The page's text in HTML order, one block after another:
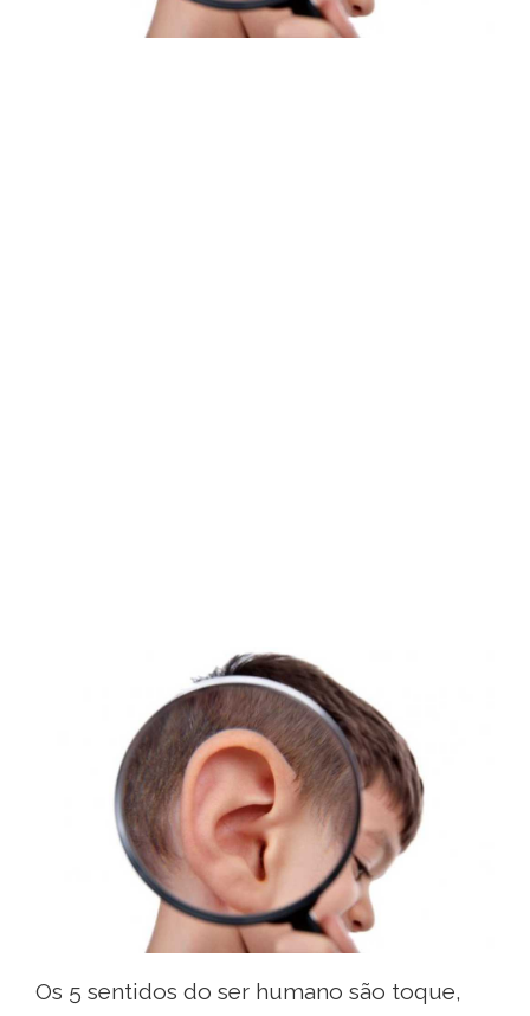
Os 5 sentidos do ser humano são toque,